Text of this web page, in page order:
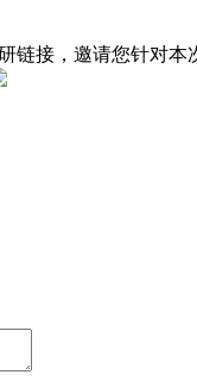
链接，邀请您针对本